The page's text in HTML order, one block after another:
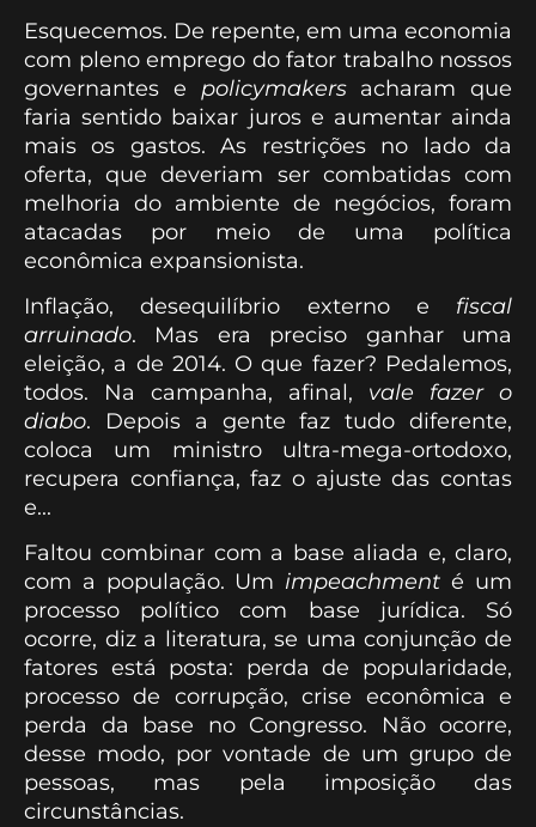
Esquecemos. De repente, em uma economia
com pleno emprego do fator trabalho nossos
governantes e policymakersacharam que
faria sentido baixar juros e aumentar ainda
mais os gastos. As restrições no lado da
oferta, que deveriam ser combatidas com
melhoria do ambiente de negócios, foram
atacadas por meio de uma política
econômica expansionista.
Inflação, desequilíbrio externo e fiscal
arruinado. Mas era preciso ganhar uma
eleição, a de 2014. O que fazer? Pedalemos,
todos. Na campanha, afinal, vale fazer o
diabo. Depois a gente faz tudo diferente,
coloca um ministro ultra-mega-ortodoxo,
recupera confiança, faz o ajuste das contas
e...
Faltou combinar com a base aliada e, claro,
com a população. Um impeachment é um
processo político com base jurídica. Só
ocorre, diz a literatura, se uma conjunção de
fatores está posta: perda de popularidade,
processo de corrupção, crise econômica e
perda da base no Congresso. Não ocorre,
desse modo, por vontade de um grupo de
pessoas, mas pela imposição das
circunstâncias.